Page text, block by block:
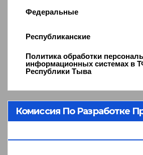
Федеральные
Республиканские
Политика обработки
информационных системах в
Республики Тыва
Комиссия По Разработке